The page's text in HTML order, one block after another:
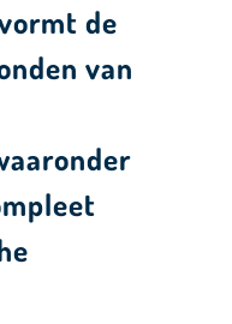
de
van